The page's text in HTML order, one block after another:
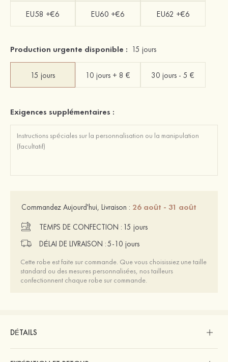
EU58 +€6 EU60 +€6 EU62 +€6
Production urgente disponible : 15 jours
15 jours 10 jours + 8 € 30 jours - 5 €
Exigences supplémentaires :
Commandez Aujourd'hui, Livraison : 26 août - 31 août
TEMPS DE CONFECTION : 15 jours
DÉLAI DE LIVRAISON :5-10 jours
Cette robe est faite sur commande. Que vous choisissiez une taille
standard ou des mesures personnalisées, nos tailleurs
confectionnent chaque robe sur commande.
DÉTAILS